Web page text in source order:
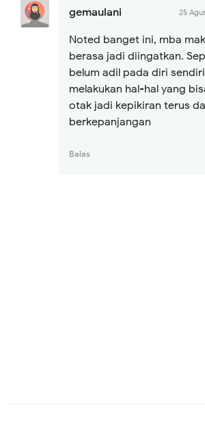
gemaulani 25
Noted banget ini, mba
berasa jadi diingatkan.
belum adil pada diri
melakukan hal-hal yang
otak jadi kepikiran terus
berkepanjangan
Balas